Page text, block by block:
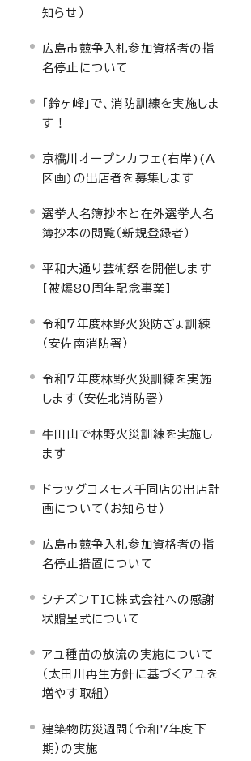
知らせ）
広島市競争入札参加資格者の指
名停止について
「鈴ヶ峰」で、消防訓練を実施しま
す！
京橋川オープンカフェ(右岸)(A
区画)の出店者を募集します
選挙人名簿抄本と在外選挙人名
簿抄本の閲覧（新規登録者）
平和大通り芸術祭を開催します
【被爆80周年記念事業】
令和7年度林野火災防ぎょ訓練
（安佐南消防署）
令和7年度林野火災訓練を実施
します（安佐北消防署）
牛田山で林野火災訓練を実施し
ます
ドラッグコスモス千同店の出店計
画について（お知らせ）
広島市競争入札参加資格者の指
名停止措置について
シチズンTIC株式会社への感謝
状贈呈式について
アユ種苗の放流の実施について
（太田川再生方針に基づくアユを
増やす取組）
建築物防災週間（令和7年度下
期）の実施